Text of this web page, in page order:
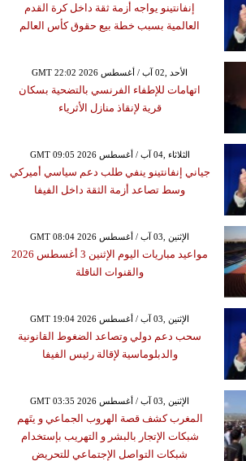
إنفانتينو يواجه أزمة ثقة داخل كرة القدم
العالمية بسبب خطة بيع حقوق كأس العالم
GMT 22:02 2026 الأحد ,02 آب / أغسطس
اتهامات للإطفاء الفرنسي بالتضحية بسكان
قرية لإنقاذ منازل الأثرياء
GMT 09:05 2026 الثلاثاء ,04 آب / أغسطس
جياني إنفانتينو ينفي طلب دعم سياسي أميركي
وسط تصاعد أزمة الثقة داخل الفيفا
GMT 08:04 2026 الإثنين ,03 آب / أغسطس
مواعيد مباريات اليوم الإثنين 3 أغسطس 2026
والقنوات الناقلة
GMT 19:04 2026 الإثنين ,03 آب / أغسطس
سحب دعم دولي وتصاعد الضغوط القانونية
والدبلوماسية لإقالة رئيس الفيفا
GMT 03:35 2026 الإثنين ,03 آب / أغسطس
المغرب كشف قصة الهروب الجماعي و يتَهم
شبكات الإتجار بالبشر و التهريب بإستخدام
شبكات التواصل الإجتماعي للتحريض